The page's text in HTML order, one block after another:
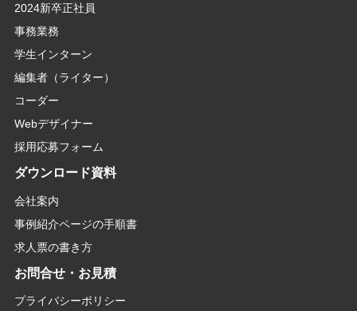
2024新卒正社員
事務業務
学生インターン
編集者（ライター）
コーダー
Webデザイナー
採用応募フォーム
ダウンロード資料
会社案内
事例紹介ページの手順書
求人票の書き方
お問合せ・お見積
プライバシーポリシー